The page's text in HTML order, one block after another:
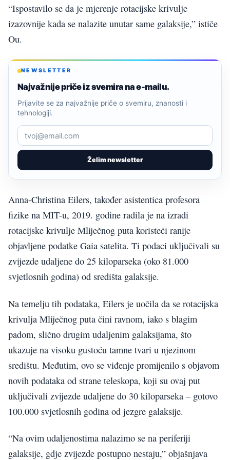
“Ispostavilo se da je mjerenje rotacijske krivulje
izazovnije kada se nalazite unutar same galaksije,” ističe
Ou.
NEWSLETTER
Najvažnije priče iz svemira na e-mailu.
Želim newsletter
Prijavite se za najvažnije priče o svemiru, znanosti i
tehnologiji.
Anna-Christina Eilers, također asistentica profesora
fizike na MIT-u, 2019. godine radila je na izradi
rotacijske krivulje Mliječnog puta koristeći ranije
objavljene podatke Gaia satelita. Ti podaci uključivali su
zvijezde udaljene do 25 kiloparseka (oko 81.000
svjetlosnih godina) od središta galaksije.
Na temelju tih podataka, Eilers je uočila da se rotacijska
krivulja Mliječnog puta čini ravnom, iako s blagim
padom, slično drugim udaljenim galaksijama, što
ukazuje na visoku gustoću tamne tvari u njezinom
središtu. Međutim, ovo se viđenje promijenilo s objavom
novih podataka od strane teleskopa, koji su ovaj put
uključivali zvijezde udaljene do 30 kiloparseka – gotovo
100.000 svjetlosnih godina od jezgre galaksije.
“Na ovim udaljenostima nalazimo se na periferiji
galaksije, gdje zvijezde postupno nestaju,” objašnjava